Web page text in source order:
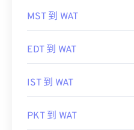
MST 到 WAT
EDT 到 WAT
IST 到 WAT
PKT 到 WAT